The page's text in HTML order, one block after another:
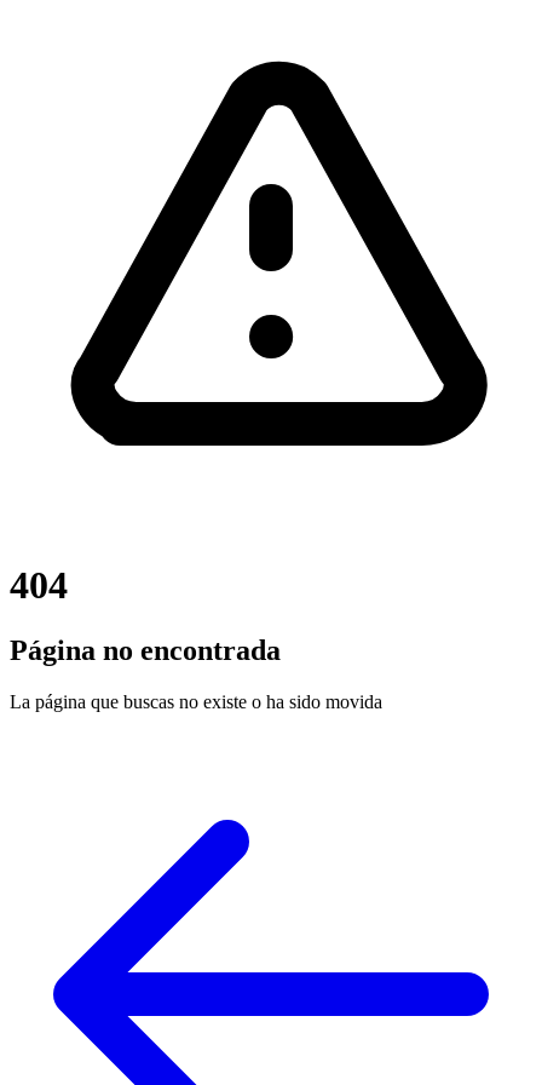
404
Página no encontrada
La página que buscas no existe o ha sido movida